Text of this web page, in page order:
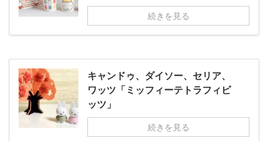
続きを見る
キャンドゥ、ダイソー、セリア、
ワッツ「ミッフィーテトラフィビ
ッツ」
続きを見る